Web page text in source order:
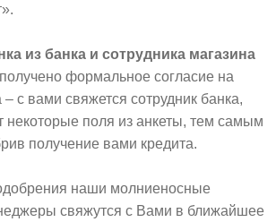
из банка и сотрудника магазина
получено формальное согласие на
с вами свяжется сотрудник банка,
некоторые поля из анкеты, тем самым
получение вами кредита.
наши молниеносные
свяжутся с Вами в ближайшее